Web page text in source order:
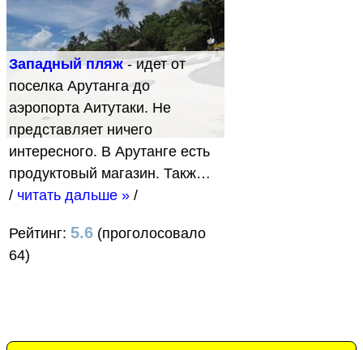
Западный пляж- идет от
поселка Арутанга до
аэропорта Аитутаки. Не
представляет ничего
интересного. В Арутанге есть
продуктовый магазин. Такж…
/ читать дальше » /
Рейтинг: 5.6 (проголосовало
64)